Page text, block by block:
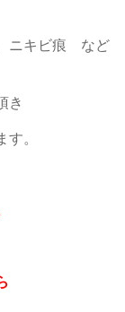
ニキビ痕 など
き
。